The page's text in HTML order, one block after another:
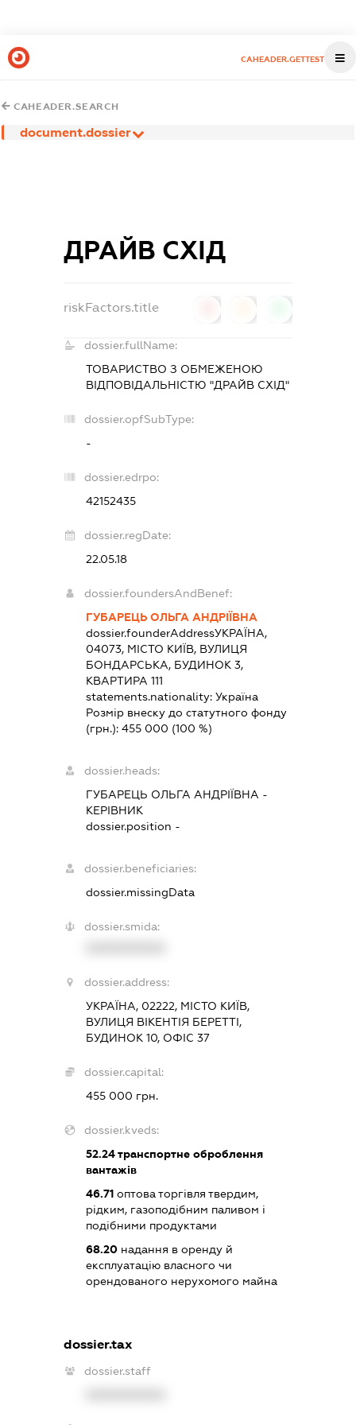
CAHEADER.GETTEST
CAHEADER.SEARCH
document.dossier
ДРАЙВ СХІД
riskFactors.title
dossier.fullName:
ТОВАРИСТВО З ОБМЕЖЕНОЮ
ВІДПОВІДАЛЬНІСТЮ "ДРАЙВ СХІД"
dossier.opfSubType:
-
dossier.edrpo:
42152435
dossier.regDate:
22.05.18
dossier.foundersAndBenef:
ГУБАРЕЦЬ ОЛЬГА АНДРІЇВНА
dossier.founderAddressУКРАЇНА,
04073, МІСТО КИЇВ, ВУЛИЦЯ
БОНДАРСЬКА, БУДИНОК 3,
КВАРТИРА 111
statements.nationality: Україна
Розмір внеску до статутного фонду
(грн.): 455 000 (100 %)
dossier.heads:
ГУБАРЕЦЬ ОЛЬГА АНДРІЇВНА -
КЕРІВНИК
dossier.position -
dossier.beneficiaries:
dossier.missingData
dossier.smida:
dossier.address:
УКРАЇНА, 02222, МІСТО КИЇВ,
ВУЛИЦЯ ВІКЕНТІЯ БЕРЕТТІ,
БУДИНОК 10, ОФІС 37
dossier.capital:
455 000 грн.
dossier.kveds:
52.24транспортне оброблення
вантажів
46.71оптова торгівля твердим,
рідким, газоподібним паливом і
подібними продуктами
68.20надання в оренду й
експлуатацію власного чи
орендованого нерухомого майна
dossier.tax
dossier.staff